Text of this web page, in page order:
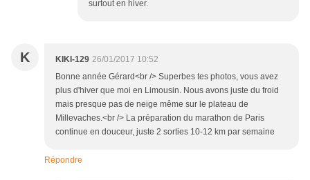
surtout en hiver.
K KIKI-129 26/01/2017 10:52
Bonne année Gérard<br /> Superbes tes photos, vous avez
plus d'hiver que moi en Limousin. Nous avons juste du froid
mais presque pas de neige même sur le plateau de
Millevaches.<br /> La préparation du marathon de Paris
continue en douceur, juste 2 sorties 10-12 km par semaine
Répondre